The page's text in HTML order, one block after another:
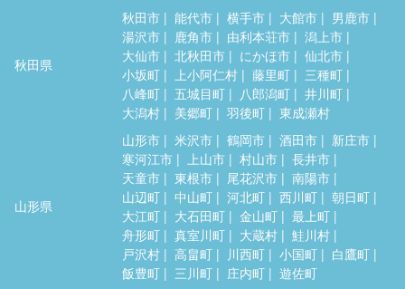
秋田県
秋田市 能代市 横手市 大館市
男鹿市
湯沢市
鹿角市 由利本荘市
潟上市
大仙市
北秋田市 にかほ市
仙北市
小坂町
上小阿仁村 藤里町
三種町
八峰町
五城目町 八郎潟町
井川町
大潟村
美郷町 羽後町 東成瀬村
山形県
山形市 米沢市 鶴岡市 酒田市
新庄市
寒河江市
上山市 村山市
長井市
天童市
東根市 尾花沢市
南陽市
山辺町
中山町 河北町 西川町
朝日町
大江町
大石田町 金山町
最上町
舟形町
真室川町 大蔵村
鮭川村
戸沢村
高畠町 川西町 小国町
白鷹町
飯豊町
三川町 庄内町 遊佐町